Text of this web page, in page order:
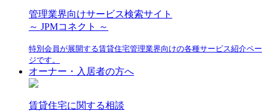
管理業界向けサービス検索サイト
～ JPMコネクト ～
特別会員が展開する賃貸住宅管理業界向けの各種サービス紹介ペー
ジです。
オーナー・入居者の方へ
賃貸住宅に関する相談